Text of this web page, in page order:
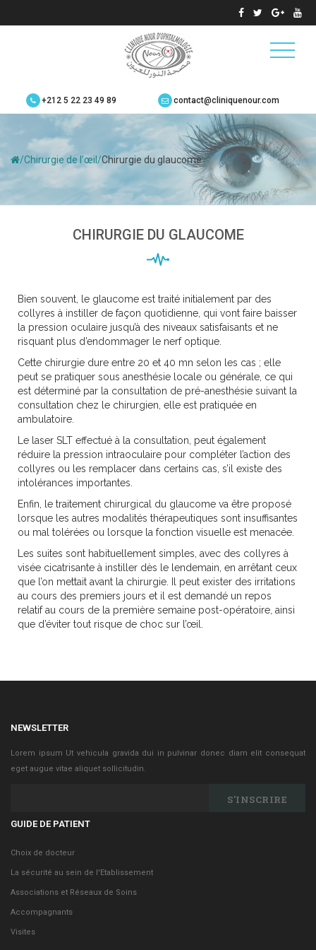
+212 5 22 23 49 89 contact@cliniquenour.com
/Chirurgie de l’œil/Chirurgie du glaucome
CHIRURGIE DU GLAUCOME
Bien souvent, le glaucome est traité initialement par des
collyres à instiller de façon quotidienne, qui vont faire baisser
la pression oculaire jusqu’à des niveaux satisfaisants et ne
risquant plus d’endommager le nerf optique.
Cette chirurgie dure entre 20 et 40 mn selon les cas ; elle
peut se pratiquer sous anesthésie locale ou générale, ce qui
est déterminé par la consultation de pré-anesthésie suivant la
consultation chez le chirurgien, elle est pratiquée en
ambulatoire.
Le laser SLT effectué à la consultation, peut également
réduire la pression intraoculaire pour compléter l’action des
collyres ou les remplacer dans certains cas, s’il existe des
intolérances importantes.
Enfin, le traitement chirurgical du glaucome va être proposé
lorsque les autres modalités thérapeutiques sont insuffisantes
ou mal tolérées ou lorsque la fonction visuelle est menacée.
Les suites sont habituellement simples, avec des collyres à
visée cicatrisante à instiller dès le lendemain, en arrêtant ceux
que l’on mettait avant la chirurgie. Il peut exister des irritations
au cours des premiers jours et il est demandé un repos
relatif au cours de la première semaine post-opératoire, ainsi
que d’éviter tout risque de choc sur l’œil.
NEWSLETTER
Lorem ipsum Ut vehicula gravida dui in pulvinar donec diam elit consequat
eget augue vitae aliquet sollicitudin.
S'INSCRIRE
GUIDE DE PATIENT
Choix de docteur
La sécurité au sein de l'Etablissement
Associations et Réseaux de Soins
Accompagnants
Visites